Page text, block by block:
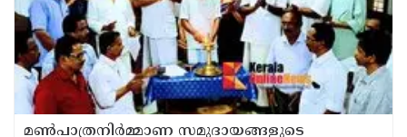
മൺപാത്രനിർമ്മാണ സമുദായങ്ങളുടെ